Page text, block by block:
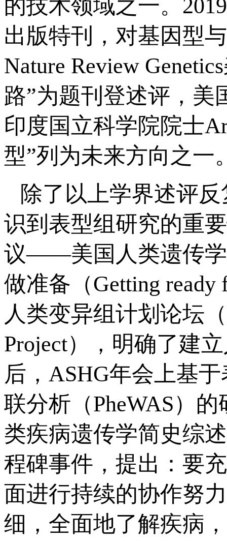
的技术领域之一。
出版特刊，对基因型
Nature Review
路”为题刊登述评，美
印度国立科学院院士
型”列为未来方向之一
除了以上学界述评
识到表型组研究的重
议——美国人类遗传学
做准备（Getting ready
人类变异组计划论坛（
Project），明确了建
后，ASHG年会上基
联分析（PheWAS）
类疾病遗传学简史综
程碑事件，提出：要
面进行持续的协作努
细，全面地了解疾病